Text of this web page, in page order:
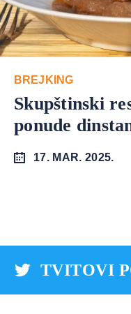
BREJKING
Skupštinski
ponude
17. MAR. 2025.
TVITOVI